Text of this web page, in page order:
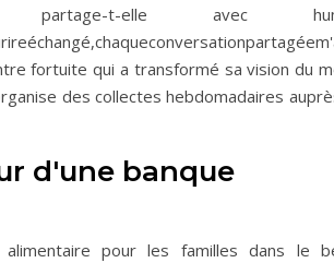
», partage-t-elle avec
fortuite qui a transformé sa vision du
des collectes hebdomadaires
d'une banque
pour les familles dans le